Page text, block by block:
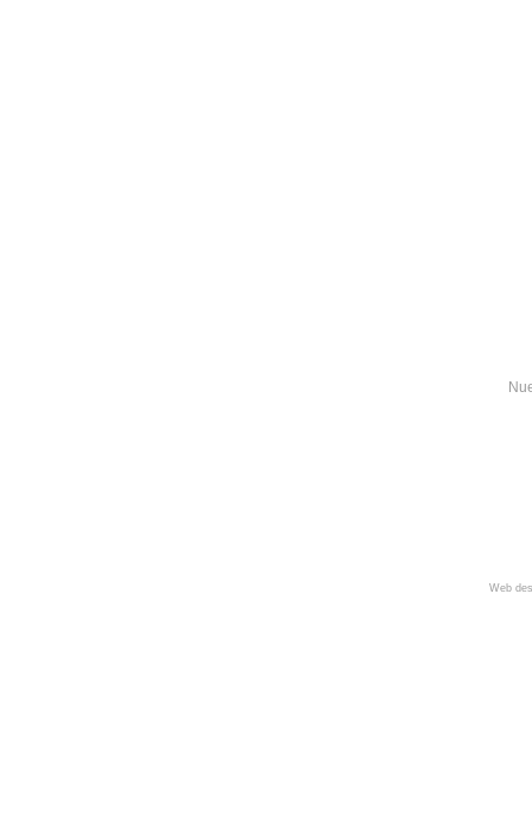
Web